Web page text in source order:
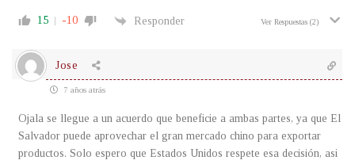
15 -10 Responder Ver Respuestas (2)
Jose
7 años atrás
Ojala se llegue a un acuerdo que beneficie a ambas partes, ya que El
Salvador puede aprovechar el gran mercado chino para exportar
productos. Solo espero que Estados Unidos respete esa decisión, asi